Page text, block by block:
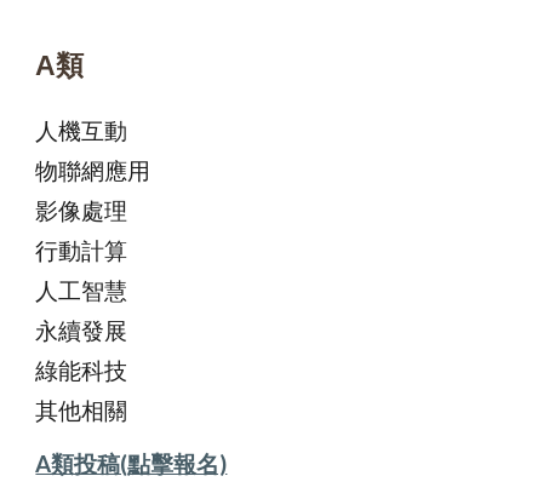
A類
人機互動
物聯網應用
影像處理
行動計算
人工智慧
永續發展
綠能科技
其他相關
A類投稿(點擊報名)